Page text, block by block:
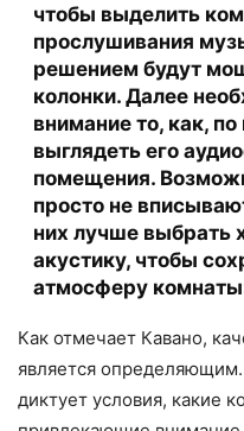
чтобы выделить
прослушивания
решением будут
колонки. Далее
внимание то, как,
выглядеть его
помещения.
просто не
них лучше выбрать
акустику, чтобы
атмосферу
Как отмечает Кавано,
является
диктует условия, какие